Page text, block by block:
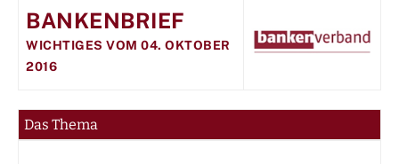
BANKENBRIEF
WICHTIGES VOM 04. OKTOBER
2016
Das Thema